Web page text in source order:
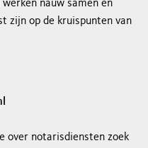
nauw samen en
zijn op de kruispunten van
over notarisdiensten zoek